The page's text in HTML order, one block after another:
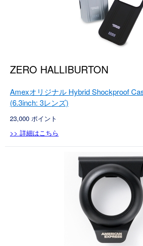
ZERO HALLIBURTON
Amexオリジナル Hybrid Shockproof
(6.3inch: 3レンズ)
23,000 ポイント
>> 詳細はこちら